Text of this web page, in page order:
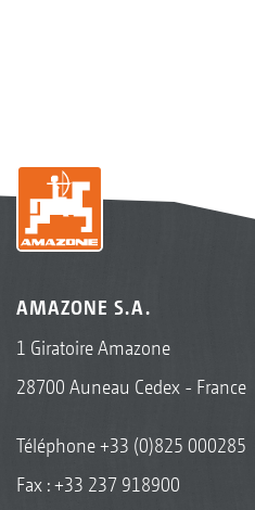
AMAZONE S.A.
1 Giratoire Amazone
28700 Auneau Cedex - France
Téléphone+33 (0)825 000285
Fax : +33 237 918900